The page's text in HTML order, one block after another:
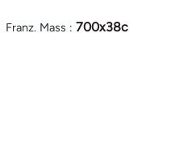
Franz. Mass : 700x38c